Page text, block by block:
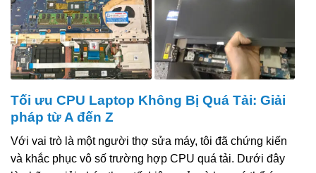
Tối ưu CPU Laptop Không Bị Quá Tải: Giải
pháp từ A đến Z
Với vai trò là một người thợ sửa máy, tôi đã chứng kiến
và khắc phục vô số trường hợp CPU quá tải. Dưới đây